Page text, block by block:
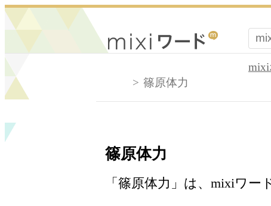
mixi
篠原体力
篠原体力
「篠原体力」は、mixiワー